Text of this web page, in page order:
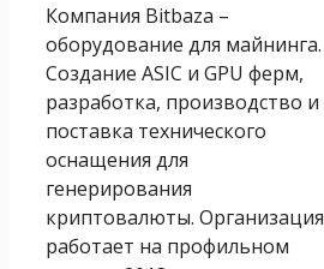
Компания Bitbaza –
оборудование для майнинга.
Создание ASIC и GPU ферм,
разработка, производство и
поставка технического
оснащения для
генерирования
криптовалюты. Организация
работает на профильном